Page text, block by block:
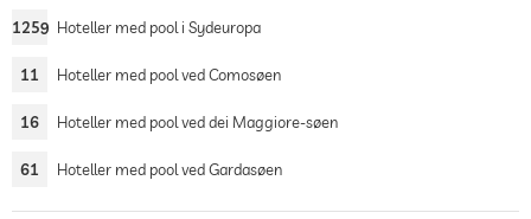
1259 Hoteller med pool i Sydeuropa
11 Hoteller med pool ved Comosøen
16 Hoteller med pool ved dei Maggiore-søen
61 Hoteller med pool ved Gardasøen